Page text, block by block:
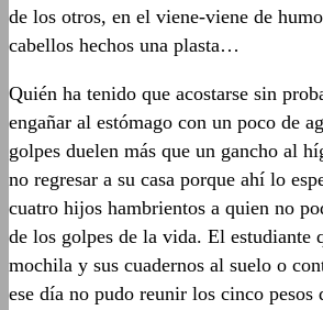
de los otros, en el viene-viene de
cabellos hechos una plasta…
Quién ha tenido que acostarse sin
engañar al estómago con un poco de
golpes duelen más que un gancho al
no regresar a su casa porque ahí lo
cuatro hijos hambrientos a quien no
de los golpes de la vida. El estudiante
mochila y sus cuadernos al suelo o
ese día no pudo reunir los cinco pesos